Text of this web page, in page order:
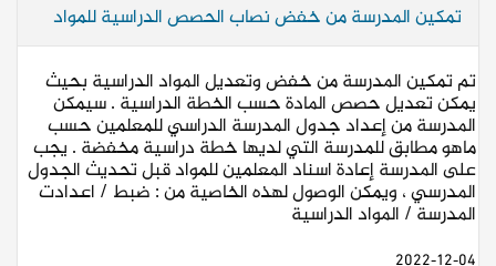
تمكين المدرسة من خفض نصاب الحصص الدراسية للمواد
تم تمكين المدرسة من خفض وتعديل المواد الدراسية بحيث
يمكن تعديل حصص المادة حسب الخطة الدراسية . سيمكن
المدرسة من إعداد جدول المدرسة الدراسي للمعلمين حسب
ماهو مطابق للمدرسة التي لديها خطة دراسية مخفضة . يجب
على المدرسة إعادة اسناد المعلمين للمواد قبل تحديث الجدول
المدرسي ، ويمكن الوصول لهذه الخاصية من : ضبط / اعدادت
المدرسة / المواد الدراسية